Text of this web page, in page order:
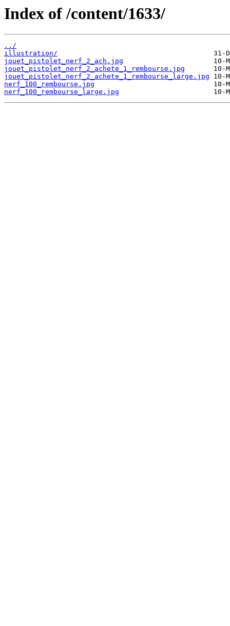
Index of /content/1633/
../
illustration/
jouet_pistolet_nerf_2_ach.jpg
jouet_pistolet_nerf_2_achete_1_rembourse.jpg
jouet_pistolet_nerf_2_achete_1_rembourse_large.jpg
nerf_100_rembourse.jpg
nerf_100_rembourse_large.jpg